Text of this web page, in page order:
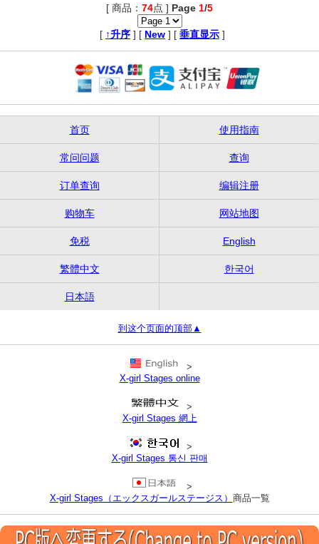
[ 商品： 74点 ] Page 1/5
[ ↑升序 ] [ New ] [ 垂直显示 ]
首页 使用指南
常问问题 查询
订单查询 编辑注册
购物车 网站地图
免税 English
繁體中文 한국어
日本語
到这个页面的顶部▲
>
X-girl Stages online
>
X-girl Stages 網上
>
X-girl Stages 통신 판매
>
X-girl Stages（エックスガールステージス） 商品一覧